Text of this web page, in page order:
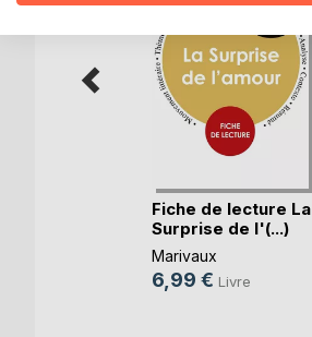
Fiche de lecture La
Surprise de l'(...)
Marivaux
6,99 € Livre